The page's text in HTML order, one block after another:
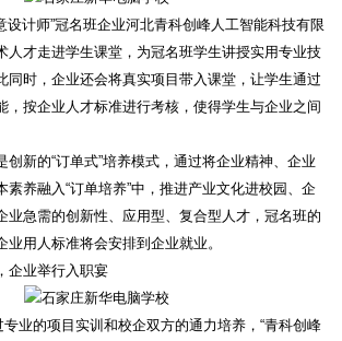
计师”冠名班企业河北青科创峰人工智能科技有限
人才走进学生课堂，为冠名班学生讲授实用专业技
同时，企业还会将真实项目带入课堂，让学生通过
，按企业人才标准进行考核，使得学生与企业之间
创新的“订单式”培养模式，通过将企业精神、企业
素养融入“订单培养”中，推进产业文化进校园、企
业急需的创新性、应用型、复合型人才，冠名班的
业用人标准将会安排到企业就业。
企业举行入职宴
业的项目实训和校企双方的通力培养，“青科创峰